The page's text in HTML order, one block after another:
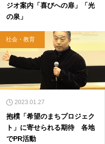
ジオ案内「喜びへの扉」「光
の泉」
社会・教育
2023.01.27
抱樸「希望のまちプロジェク
ト」に寄せられる期待 各地
でPR活動